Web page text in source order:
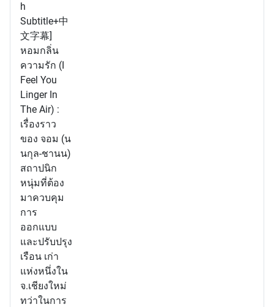
h
Subtitle+中
文字幕]
หอมกลิ่น
ความรัก (I
Feel You
Linger In
The Air) :
เรื่องราว
ของ จอม (น
นกุล-ชานน)
สถาปนิก
หนุ่มที่ต้อง
มาควบคุม
การ
ออกแบบ
และปรับปรุง
เรือน เก่า
แห่งหนึ่งใน
จ.เชียงใหม่
ทว่าในการ